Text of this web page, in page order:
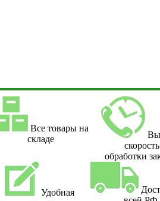
Все товары на
складе
скорость
обработки
Удобная